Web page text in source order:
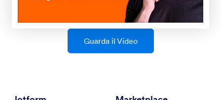
Guarda il Video